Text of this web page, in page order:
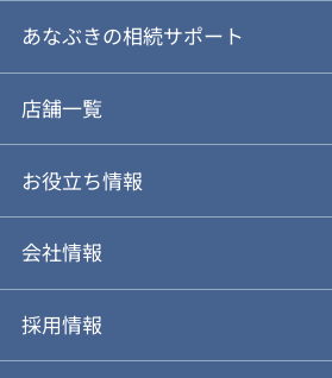
あなぶきの仲介
あなぶきの買取
仲介と買取のメリット・デメリット
動画やパンフレットで見る
物件を探す
購入の流れ
購入前も後も安心サポート
お気に入り
あなぶきの相続サポート
店舗一覧
お役立ち情報
不動産Q&A
アルファジャーナル
会社情報
会社概要
採用情報